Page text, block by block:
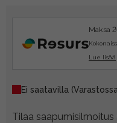
Maksa
Lue lisää
Ei saatavilla
Tilaa saapumisilmoitus